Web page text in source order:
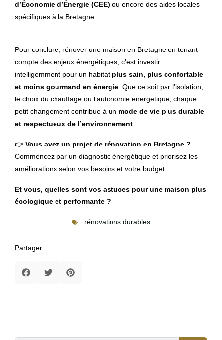
Partager :
d’Économie d’Énergie (CEE) ou encore des aides locales
spécifiques à la Bretagne.
Pour conclure, rénover une maison en Bretagne en tenant
compte des enjeux énergétiques, c’est investir
intelligemment pour un habitat plus sain, plus confortable
et moins gourmand en énergie. Que ce soit par l’isolation,
le choix du chauffage ou l’autonomie énergétique, chaque
petit changement contribue à un mode de vie plus durable
et respectueux de l’environnement.
👉 Vous avez un projet de rénovation en Bretagne ?
Commencez par un diagnostic énergétique et priorisez les
améliorations selon vos besoins et votre budget.
Et vous, quelles sont vos astuces pour une maison plus
écologique et performante ?
rénovations durables